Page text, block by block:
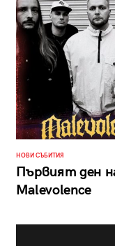
НОВИ СЪБИТИЯ
Първият ден
Malevolence